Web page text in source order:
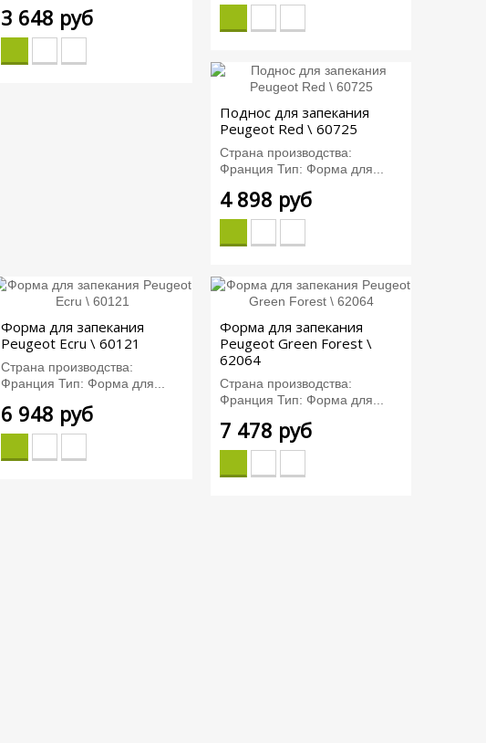
3 648 руб
Поднос для запекания
Peugeot Red \ 60725
Страна производства:
Франция Тип: Форма для...
4 898 руб
Форма для запекания
Peugeot Ecru \ 60121
Страна производства:
Франция Тип: Форма для...
6 948 руб
Форма для запекания
Peugeot Green Forest \
62064
Страна производства:
Франция Тип: Форма для...
7 478 руб